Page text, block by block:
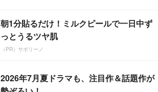
朝1分貼るだけ！ミルクピールで一日中ず
っとうるツヤ肌
（PR）サボリーノ
2026年7月夏ドラマも、注目作＆話題作が